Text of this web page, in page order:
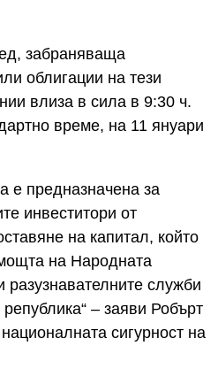
забраняваща
облигации на тези
влиза в сила в 9:30 ч.
време, на 11 януари
е предназначена за
инвеститори от
на капитал, който
на Народната
служби
– заяви Робърт
сигурност на